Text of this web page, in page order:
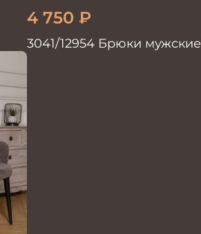
4 750 ₽
3041/12954 Брюки мужские